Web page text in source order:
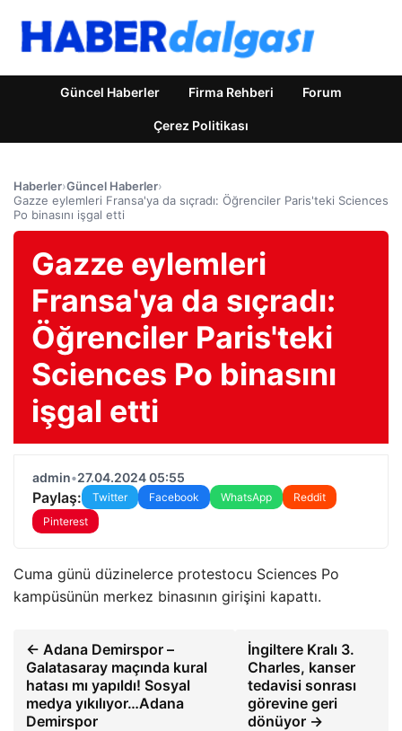
Güncel Haberler Firma Rehberi Forum
Çerez Politikası
Haberler›Güncel Haberler›
Gazze eylemleri Fransa'ya da sıçradı: Öğrenciler Paris'teki Sciences
Po binasını işgal etti
Gazze eylemleri
Fransa'ya da sıçradı:
Öğrenciler Paris'teki
Sciences Po binasını
işgal etti
admin•27.04.2024 05:55
Paylaş: Twitter Facebook WhatsApp
Reddit
Pinterest
Cuma günü düzinelerce protestocu Sciences Po
kampüsünün merkez binasının girişini kapattı.
← Adana Demirspor –
Galatasaray maçında kural
hatası mı yapıldı! Sosyal
medya yıkılıyor…Adana
Demirspor
İngiltere Kralı 3.
Charles, kanser
tedavisi sonrası
görevine geri
dönüyor →